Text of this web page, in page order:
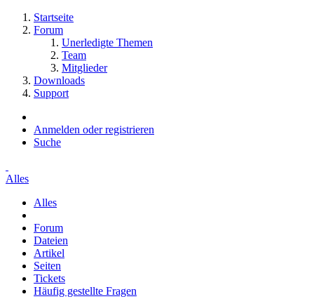
Startseite
Forum
Unerledigte Themen
Team
Mitglieder
Downloads
Support
Anmelden oder registrieren
Suche
Alles
Alles
Forum
Dateien
Artikel
Seiten
Tickets
Häufig gestellte Fragen